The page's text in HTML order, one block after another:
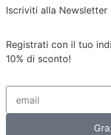
Iscriviti alla Newsletter
Registrati con il tuo
10% di sconto!